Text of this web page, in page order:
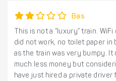
Bas
This is not a “luxury” train.
did not work, no toilet paper in
as the train was very bumpy. It
much less money but
have just hired a private